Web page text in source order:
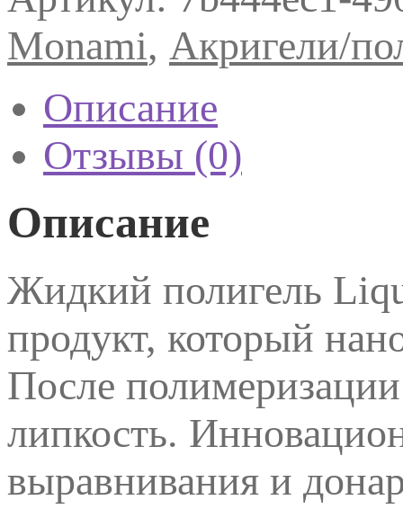
Liquid
23,15
гMonami, Акригели/
Описание
Отзывы (0)
Описание
Жидкий полигель
продукт, который
После
липкость.
выравнивания и